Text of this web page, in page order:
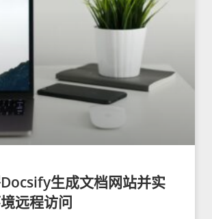
生成文档网站并实
远程访问